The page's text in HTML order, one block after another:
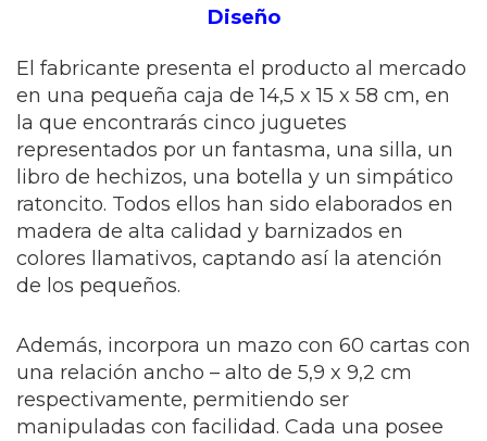
Diseño
El fabricante presenta el producto al mercado
en una pequeña caja de 14,5 x 15 x 58 cm, en
la que encontrarás cinco juguetes
representados por un fantasma, una silla, un
libro de hechizos, una botella y un simpático
ratoncito. Todos ellos han sido elaborados en
madera de alta calidad y barnizados en
colores llamativos, captando así la atención
de los pequeños.
Además, incorpora un mazo con 60 cartas con
una relación ancho – alto de 5,9 x 9,2 cm
respectivamente, permitiendo ser
manipuladas con facilidad. Cada una posee